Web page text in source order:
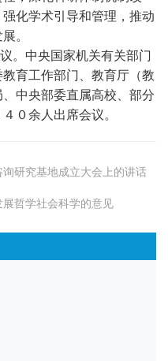
化学术引导和管理，推动
。
。中央国家机关有关部门
育工作部门、教育厅（教
中央部委直属高校、部分
０余人出席会议。
研究基地成立大会上的讲话
哲学社会科学的意见